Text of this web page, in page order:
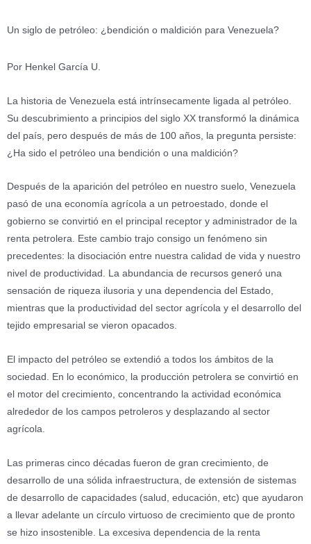
Un siglo de petróleo: ¿bendición o maldición para Venezuela?
Por Henkel García U.
La historia de Venezuela está intrínsecamente ligada al petróleo.
Su descubrimiento a principios del siglo XX transformó la dinámica
del país, pero después de más de 100 años, la pregunta persiste:
¿Ha sido el petróleo una bendición o una maldición?
Después de la aparición del petróleo en nuestro suelo, Venezuela
pasó de una economía agrícola a un petroestado, donde el
gobierno se convirtió en el principal receptor y administrador de la
renta petrolera. Este cambio trajo consigo un fenómeno sin
precedentes: la disociación entre nuestra calidad de vida y nuestro
nivel de productividad. La abundancia de recursos generó una
sensación de riqueza ilusoria y una dependencia del Estado,
mientras que la productividad del sector agrícola y el desarrollo del
tejido empresarial se vieron opacados.
El impacto del petróleo se extendió a todos los ámbitos de la
sociedad. En lo económico, la producción petrolera se convirtió en
el motor del crecimiento, concentrando la actividad económica
alrededor de los campos petroleros y desplazando al sector
agrícola.
Las primeras cinco décadas fueron de gran crecimiento, de
desarrollo de una sólida infraestructura, de extensión de sistemas
de desarrollo de capacidades (salud, educación, etc) que ayudaron
a llevar adelante un círculo virtuoso de crecimiento que de pronto
se hizo insostenible. La excesiva dependencia de la renta